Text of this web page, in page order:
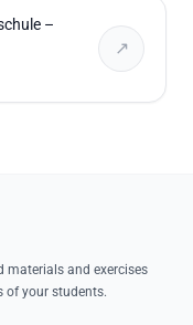
–
↗
materials and exercises
of your students.